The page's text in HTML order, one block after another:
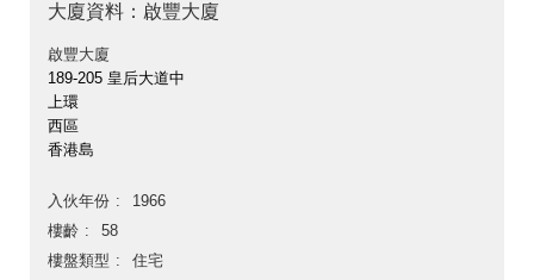
大廈資料：啟豐大廈
啟豐大廈
189-205 皇后大道中
上環
西區
香港島
入伙年份
1966
樓齡
58
樓盤類型
住宅